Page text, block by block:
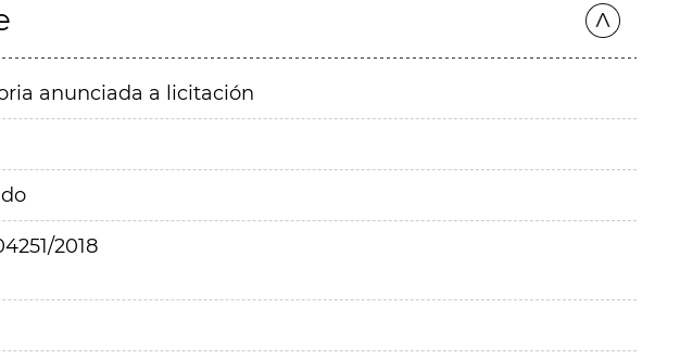
anunciada a licitación
2018